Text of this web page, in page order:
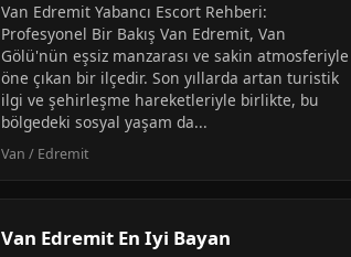
Van Edremit Yabancı Escort Rehberi:
Profesyonel Bir Bakış Van Edremit, Van
Gölü'nün eşsiz manzarası ve sakin atmosferiyle
öne çıkan bir ilçedir. Son yıllarda artan turistik
ilgi ve şehirleşme hareketleriyle birlikte, bu
bölgedeki sosyal yaşam da...
Van / Edremit
Van Edremit En Iyi Bayan